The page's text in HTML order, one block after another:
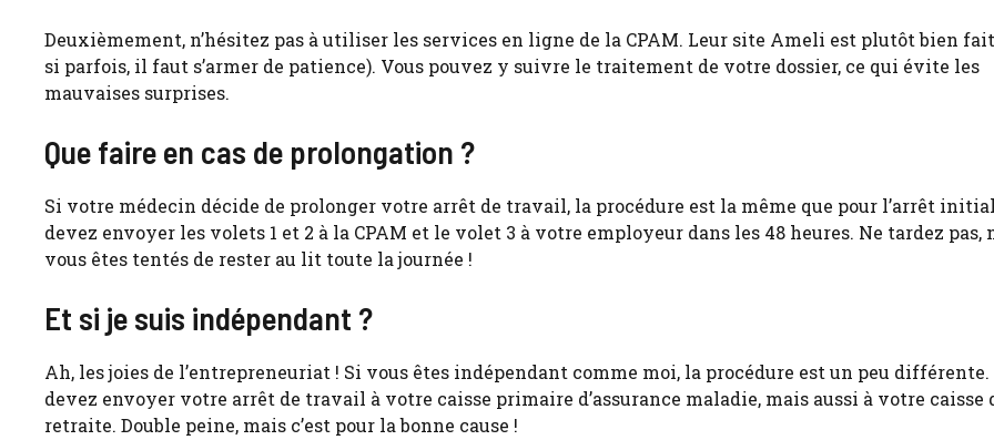
Deuxièmement, n’hésitez pas à utiliser les services en ligne de la CPAM. Leur site Ameli est plutôt bien
si parfois, il faut s’armer de patience). Vous pouvez y suivre le traitement de votre dossier, ce qui évite les
mauvaises surprises.
Que faire en cas de prolongation ?
Si votre médecin décide de prolonger votre arrêt de travail, la procédure est la même que pour l’arrêt
devez envoyer les volets 1 et 2 à la CPAM et le volet 3 à votre employeur dans les 48 heures. Ne tardez pas,
vous êtes tentés de rester au lit toute la journée !
Et si je suis indépendant ?
Ah, les joies de l’entrepreneuriat ! Si vous êtes indépendant comme moi, la procédure est un peu différente.
devez envoyer votre arrêt de travail à votre caisse primaire d’assurance maladie, mais aussi à votre caisse
retraite. Double peine, mais c’est pour la bonne cause !